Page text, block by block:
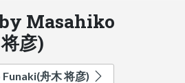
Masahiko
彦)
舟木 将彦)